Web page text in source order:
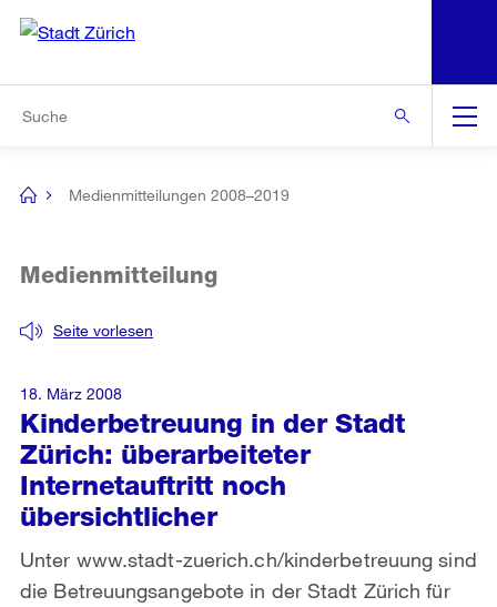
Navigation
[no
Medienmitteilungen 2008–2019
Kinderbetreuung in der Stadt
Zürich: überarbeiteter
Internetauftritt noch
übersichtlicher
Seite vorlesen
Medienmitteilung
Unter www.stadt-zuerich.ch/kinderbetreuung sind
die Betreuungsangebote in der Stadt Zürich für
18. März 2008